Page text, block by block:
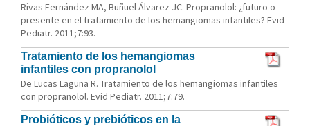
Rivas Fernández MA, Buñuel Álvarez JC. Propranolol: ¿futuro o
presente en el tratamiento de los hemangiomas infantiles? Evid
Pediatr. 2011;7:93.
Tratamiento de los hemangiomas
infantiles con propranolol
De Lucas Laguna R. Tratamiento de los hemangiomas infantiles
con propranolol. Evid Pediatr. 2011;7:79.
Probióticos y prebióticos en la